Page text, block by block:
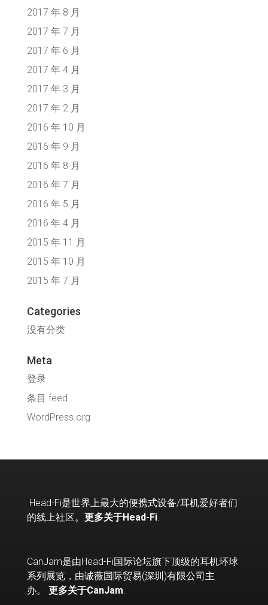
2017 年 8 月
2017 年 7 月
2017 年 6 月
2017 年 4 月
2017 年 3 月
2017 年 2 月
2016 年 10 月
2016 年 9 月
2016 年 8 月
2016 年 7 月
2016 年 5 月
2016 年 4 月
2015 年 11 月
2015 年 10 月
2015 年 7 月
Categories
没有分类
Meta
登录
条目 feed
WordPress.org
Head-Fi是世界上最大的便携式设备/耳机爱好者们
的线上社区。 更多关于Head-Fi.
CanJam是由Head-Fi国际论坛旗下顶级的耳机环球
系列展览，由诚薇国际贸易(深圳)有限公司主
办。 更多关于CanJam.